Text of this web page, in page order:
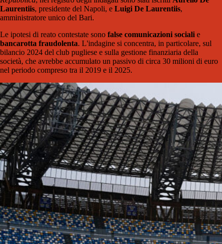
Laurentiis, presidente del Napoli, e Luigi De Laurentiis,
amministratore unico del Bari.
Le ipotesi di reato contestate sono false comunicazioni socialie
bancarotta fraudolenta. L'indagine si concentra, in particolare, sul
bilancio 2024 del club pugliese e sulla gestione finanziaria della
società, che avrebbe accumulato un passivo di circa 30 milioni di euro
nel periodo compreso tra il 2019 e il 2025.